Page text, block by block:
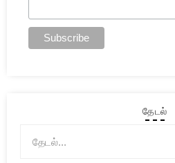
தேடல்